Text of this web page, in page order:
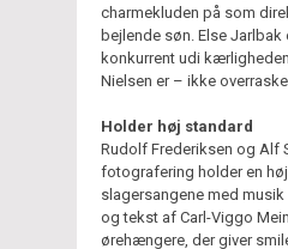
charmekluden på som
bejlende søn. Else Jarlbak
konkurrent udi
Nielsen er – ikke
Holder høj standard
Rudolf Frederiksen og Alf
fotografering holder en
slagersangene med musik
og tekst af Carl-Viggo
ørehængere, der giver